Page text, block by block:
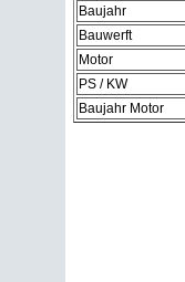
Baujahr
Bauwerft
Motor
PS / KW
Baujahr Motor